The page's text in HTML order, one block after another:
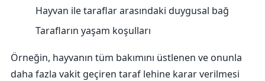
Hayvan ile taraflar arasındaki duygusal bağ
Tarafların yaşam koşulları
Örneğin, hayvanın tüm bakımını üstlenen ve onunla
daha fazla vakit geçiren taraf lehine karar verilmesi